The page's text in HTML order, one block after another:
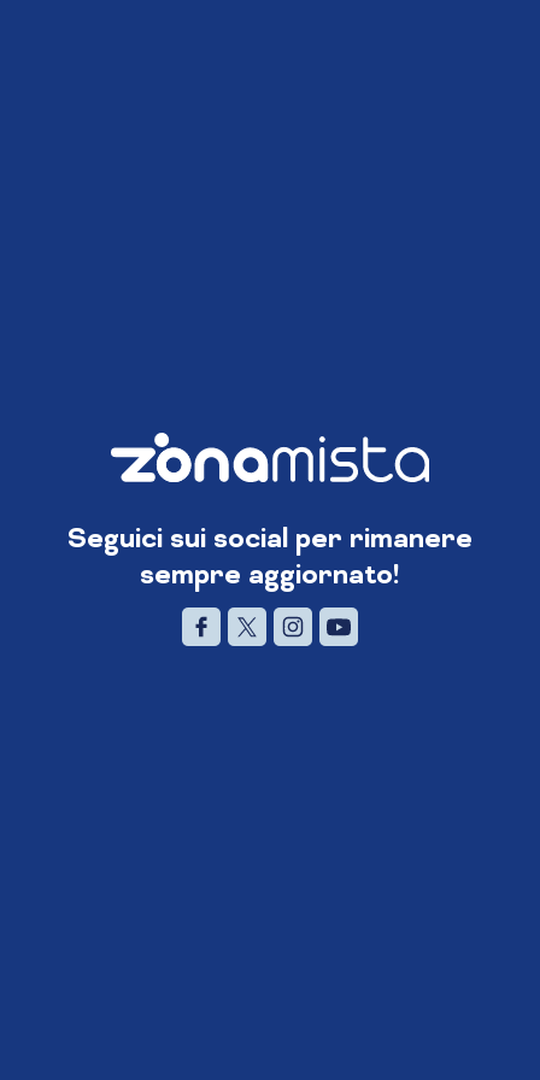
Seguici sui social per rimanere
sempre aggiornato!